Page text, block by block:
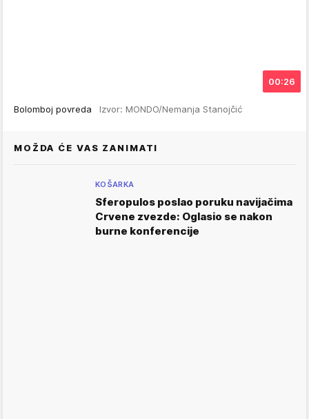
00:26
Bolomboj povreda Izvor: MONDO/Nemanja Stanojčić
MOŽDA ĆE VAS ZANIMATI
KOŠARKA
Sferopulos poslao poruku navijačima
Crvene zvezde: Oglasio se nakon
burne konferencije